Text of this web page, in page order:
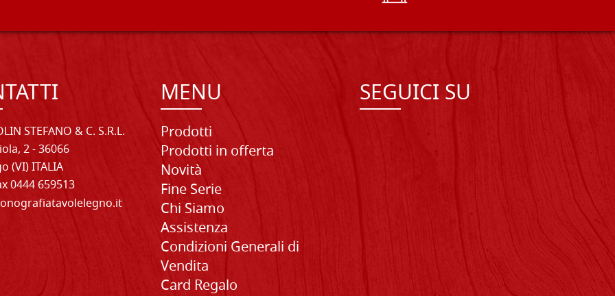
STEFANO & C. S.R.L.
2 - 36066
(VI) ITALIA
0444 659513
MENU
Prodotti
Prodotti in offerta
Novità
Fine Serie
Chi Siamo
Assistenza
Condizioni Generali di
Vendita
Card Regalo
SEGUICI SU